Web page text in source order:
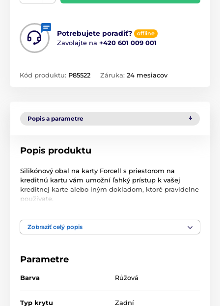
Potrebujete poradiť? offline
Zavolajte na +420 601 009 001
Kód produktu: P85522 Záruka: 24 mesiacov
Popis a parametre
Popis produktu
Silikónový obal na karty Forcell s priestorom na
kreditnú kartu vám umožní ľahký prístup k vašej
kreditnej karte alebo iným dokladom, ktoré pravidelne
používate.
Telefón a kreditné karty majte vždy po ruke
trhu neponúka možnosť uložiť karty alebo dokumenty.
riešenie, ktoré sa nie každému páči. Forcell Card je
Zobraziť celý popis
Parametre
Barva Růžová
Typ krytu Zadní